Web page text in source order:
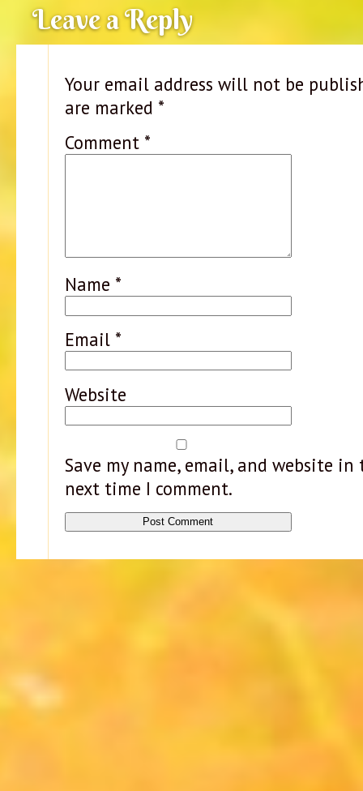
Leave a Reply
Your email address will not be
are marked *
Comment *
Name *
Email *
Website
Save my name, email, and website
next time I comment.